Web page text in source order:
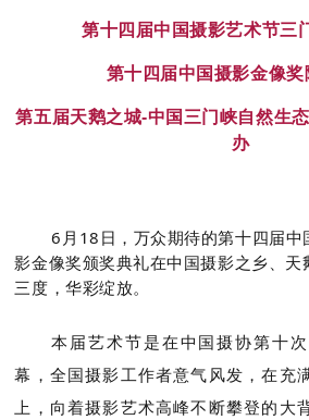
第十四届中国摄影艺术节三
第十四届中国摄影金像
第五届天鹅之城-中国三门峡自然生
办
6月18日，万众期待的第十四届中
影金像奖颁奖典礼在中国摄影之乡、
三度，华彩绽放。
本届艺术节是在中国摄协第十
幕，全国摄影工作者意气风发，在充
上，向着摄影艺术高峰不断攀登的大